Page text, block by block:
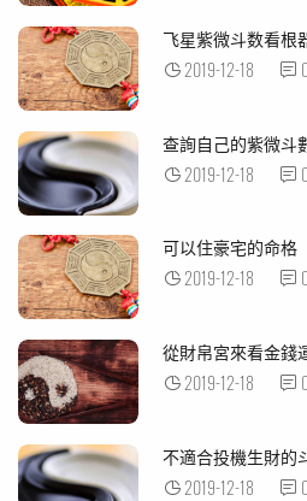
飞星紫微斗数看根
2019-12-18
查詢自己的紫微斗
2019-12-18
可以住豪宅的命格
2019-12-18
從財帛宮來看金錢
2019-12-18
不適合投機生財的
2019-12-18